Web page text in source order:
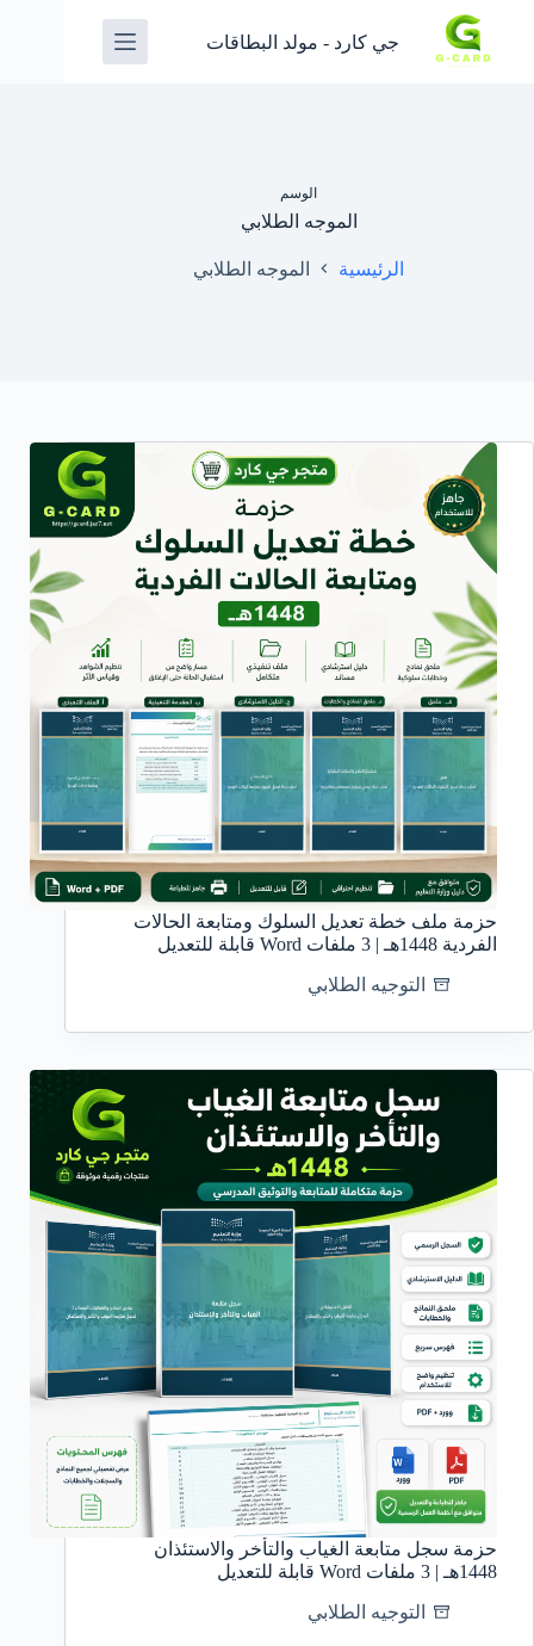
جي كارد - مولد البطاقات
الوسم
الموجه الطلابي
الرئيسية الموجه الطلابي
حزمة ملف خطة تعديل السلوك ومتابعة الحالات
الفردية 1448هـ | 3 ملفات Word قابلة للتعديل
التوجيه الطلابي
حزمة سجل متابعة الغياب والتأخر والاستئذان
1448هـ | 3 ملفات Word قابلة للتعديل
التوجيه الطلابي